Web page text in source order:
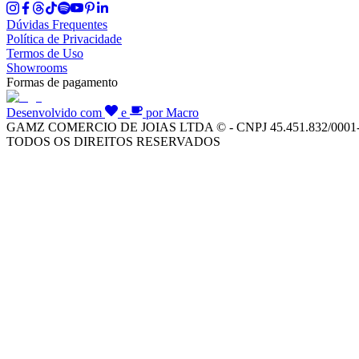
Dúvidas Frequentes
Política de Privacidade
Termos de Uso
Showrooms
Formas de pagamento
Desenvolvido com e
por Macro
GAMZ COMERCIO DE JOIAS LTDA © - CNPJ 45.451.832/
TODOS OS DIREITOS RESERVADOS